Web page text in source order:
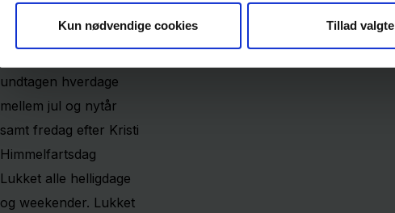
Kun nødvendige cookies Tillad valgte
Fredag 8.00 - 15.00.
undtagen hverdage
mellem jul og nytår
samt fredag efter Kristi
Himmelfartsdag
Lukket alle helligdage
og weekender. Lukket